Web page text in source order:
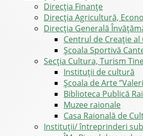
Direcţia Finanţe
Direcția Agricultură,
Direcția Generală
Centrul de Creație
Școala Sportivă
Secția Cultura, Turism
Instituții de cultură
Școala de Arte
Biblioteca Publică
Muzee raionale
Casa Raională de
Instituții/ întreprinderi